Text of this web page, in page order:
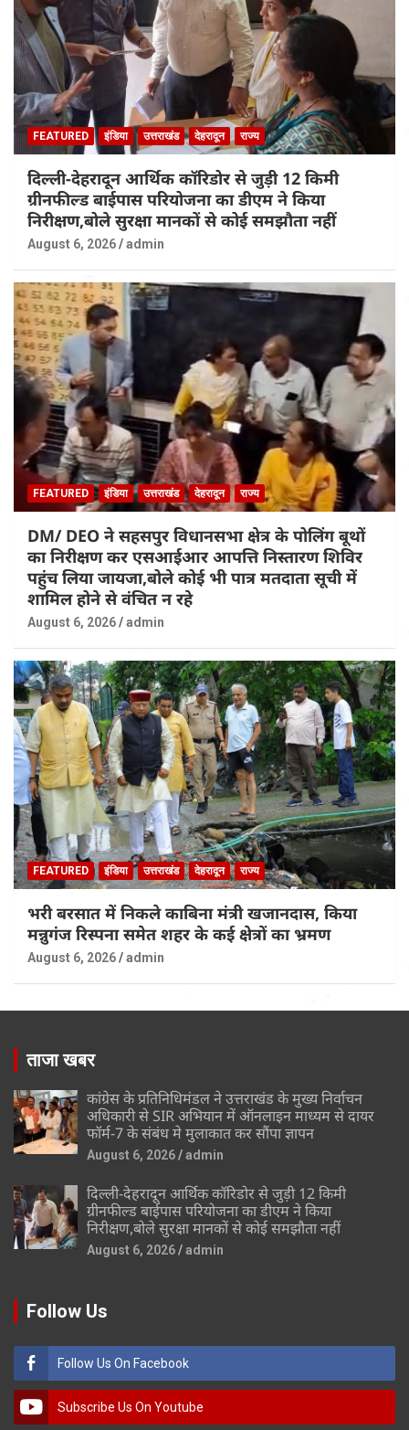
FEATURED इंडिया उत्तराखंड देहरादून राज्य
दिल्ली-देहरादून आर्थिक कॉरिडोर से जुड़ी 12 किमी
ग्रीनफील्ड बाईपास परियोजना का डीएम ने किया
निरीक्षण,बोले सुरक्षा मानकों से कोई समझौता नहीं
August 6, 2026 admin
FEATURED इंडिया उत्तराखंड देहरादून राज्य
DM/ DEO ने सहसपुर विधानसभा क्षेत्र के पोलिंग बूथों
का निरीक्षण कर एसआईआर आपत्ति निस्तारण शिविर
पहुंच लिया जायजा,बोले कोई भी पात्र मतदाता सूची में
शामिल होने से वंचित न रहे
August 6, 2026 admin
FEATURED इंडिया उत्तराखंड देहरादून राज्य
भरी बरसात में निकले काबिना मंत्री खजानदास, किया
मन्नुगंज रिस्पना समेत शहर के कई क्षेत्रों का भ्रमण
August 6, 2026 admin
ताजा खबर
कांग्रेस के प्रतिनिधिमंडल ने उत्तराखंड के मुख्य निर्वाचन
अधिकारी से SIR अभियान में ऑनलाइन माध्यम से दायर
फॉर्म-7 के संबंध मे मुलाकात कर सौंपा ज्ञापन
August 6, 2026 admin
दिल्ली-देहरादून आर्थिक कॉरिडोर से जुड़ी 12 किमी
ग्रीनफील्ड बाईपास परियोजना का डीएम ने किया
निरीक्षण,बोले सुरक्षा मानकों से कोई समझौता नहीं
August 6, 2026 admin
Follow Us
Follow Us On Facebook
Subscribe Us On Youtube